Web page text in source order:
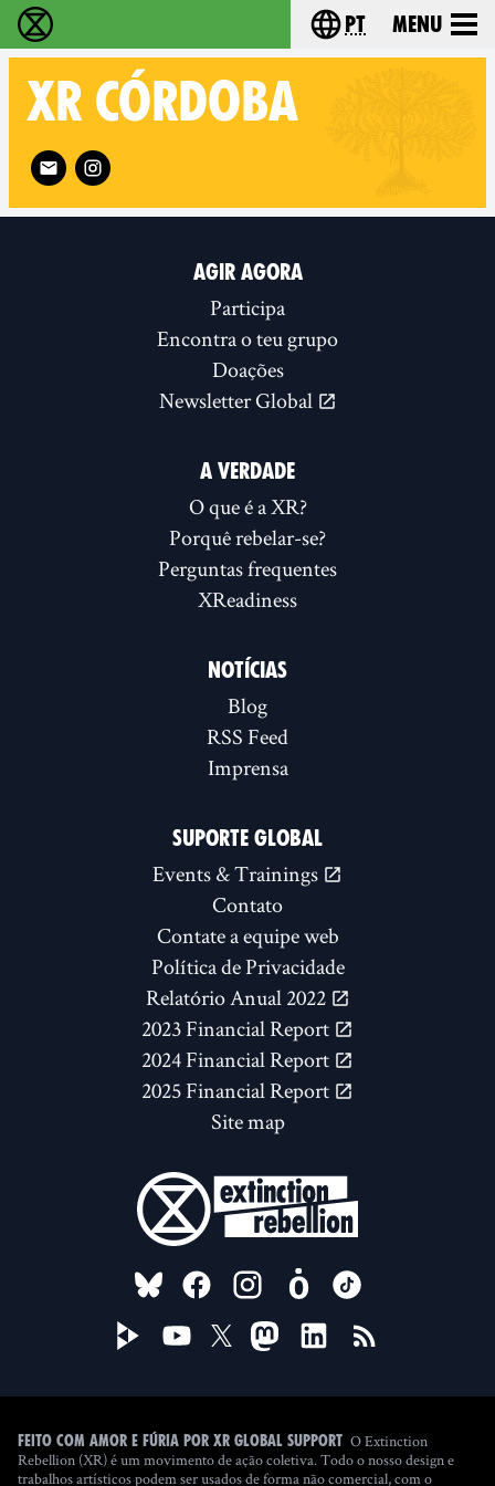
Extinction Rebellion - Home Choose your
pt Menu
XR CÓRDOBA
Follow XR Córdoba on
AGIR AGORA
Participa
Encontra o teu grupo
Doações
Newsletter Global
A VERDADE
O que é a XR?
Porquê rebelar-se?
Perguntas frequentes
XReadiness
NOTÍCIAS
Blog
RSS Feed
Imprensa
SUPORTE GLOBAL
Events & Trainings
Contato
Contate a equipe web
Política de Privacidade
Relatório Anual 2022
2023 Financial Report
2024 Financial Report
2025 Financial Report
Site map
FOLLOW US ON
Feito com amor e fúria por XR Global Support O Extinction
Rebellion (XR) é um movimento de ação coletiva. Todo o nosso design e
trabalhos artísticos podem ser usados de forma não comercial, com o